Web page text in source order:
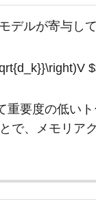
デルが寄与して
重要度の低い
で、メモリア